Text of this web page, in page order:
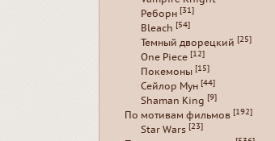
Реборн [31]
Bleach [54]
Темный дворецкий [25]
One Piece [12]
Покемоны [15]
Сейлор Мун [44]
Shaman King [9]
По мотивам фильмов [192]
Star Wars [23]